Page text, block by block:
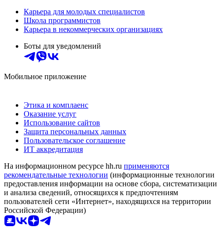
Карьера для молодых специалистов
Школа программистов
Карьера в некоммерческих организациях
Боты для уведомлений
Мобильное приложение
Этика и комплаенс
Оказание услуг
Использование сайтов
Защита персональных данных
Пользовательское соглашение
ИТ аккредитация
На информационном ресурсе hh.ru применяются
рекомендательные технологии (информационные технологии
предоставления информации на основе сбора, систематизации
и анализа сведений, относящихся к предпочтениям
пользователей сети «Интернет», находящихся на территории
Российской Федерации)